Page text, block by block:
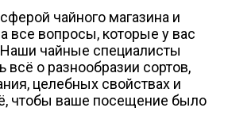
чайного магазина и
все вопросы, которые у вас
Наши чайные специалисты
всё о разнообразии сортов,
целебных свойствах и
чтобы ваше посещение было